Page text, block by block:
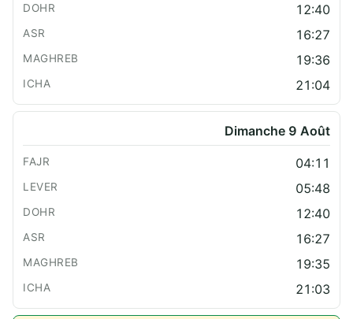
12:40
16:27
19:36
21:04
Dimanche 9 Août
04:11
05:48
12:40
16:27
19:35
21:03